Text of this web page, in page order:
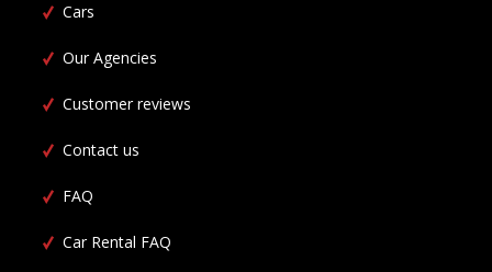
Cars
Our Agencies
Customer reviews
Contact us
FAQ
Car Rental FAQ